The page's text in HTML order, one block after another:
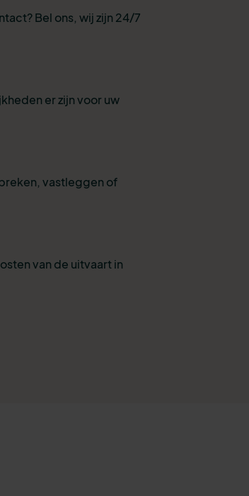
Bel ons, wij zijn 24/7
er zijn voor uw
vastleggen of
van de uitvaart in